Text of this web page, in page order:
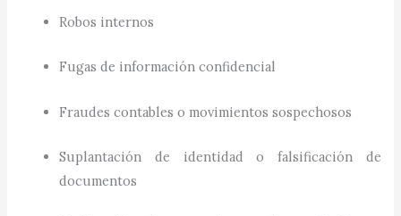
Robos internos
Fugas de información confidencial
Fraudes contables o movimientos sospechosos
Suplantación de identidad o falsificación de
documentos